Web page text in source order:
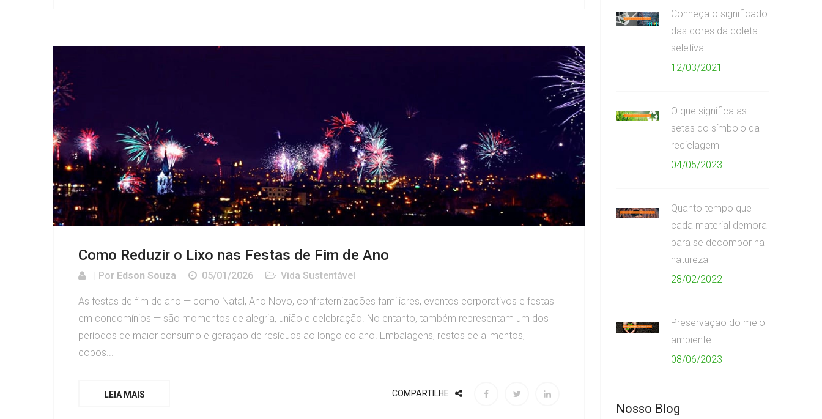
Como Reduzir o Lixo nas Festas de Fim de Ano
| Por Edson Souza 05/01/2026 Vida Sustentável
As festas de fim de ano — como Natal, Ano Novo, confraternizações familiares, eventos corporativos e festas
em condomínios — são momentos de alegria, união e celebração. No entanto, também representam um dos
períodos de maior consumo e geração de resíduos ao longo do ano. Embalagens, restos de alimentos,
copos...
LEIA MAIS COMPARTILHE
Conheça o significado
das cores da coleta
seletiva
12/03/2021
O que significa as
setas do símbolo da
reciclagem
04/05/2023
Quanto tempo que
cada material demora
para se decompor na
natureza
28/02/2022
Preservação do meio
ambiente
08/06/2023
Nosso Blog